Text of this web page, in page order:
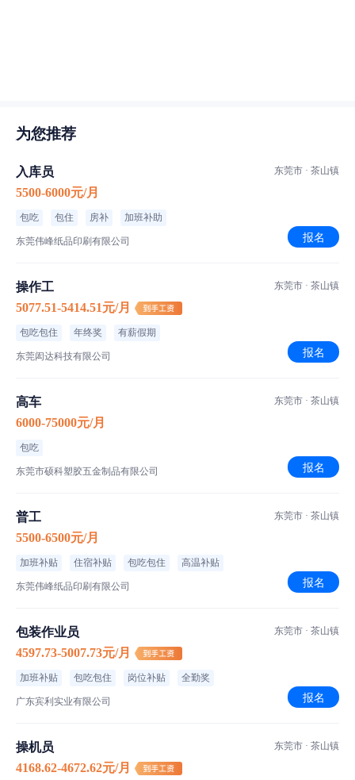
为您推荐
入库员
5500-6000元/月
包吃 包住 房补 加班补助
东莞伟峰纸品印刷有限公司
东莞市 · 茶山镇
报名
操作工
5077.51-5414.51元/月
包吃包住 年终奖 有薪假期
东莞闳达科技有限公司
东莞市 · 茶山镇
报名
高车
6000-75000元/月
包吃
东莞市硕科塑胶五金制品有限公司
东莞市 · 茶山镇
报名
普工
5500-6500元/月
加班补贴 住宿补贴 包吃包住 高温补贴
东莞伟峰纸品印刷有限公司
东莞市 · 茶山镇
报名
包装作业员
4597.73-5007.73元/月
加班补贴 包吃包住 岗位补贴 全勤奖
广东宾利实业有限公司
东莞市 · 茶山镇
报名
操机员
4168.62-4672.62元/月
东莞市 · 茶山镇